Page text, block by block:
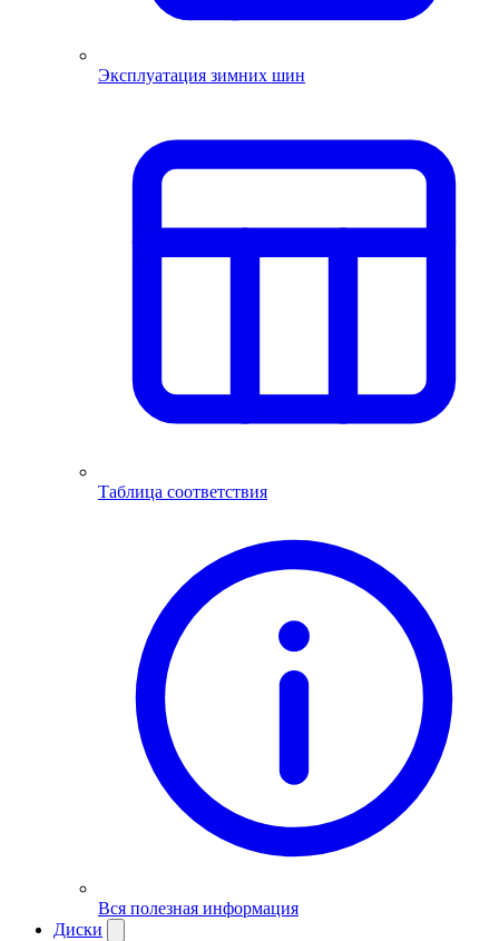
Эксплуатация зимних шин
Таблица соответствия
Вся полезная информация
Диски